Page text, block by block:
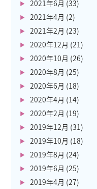
2021年6月 (33)
2021年4月 (2)
2021年2月 (23)
2020年12月 (21)
2020年10月 (26)
2020年8月 (25)
2020年6月 (18)
2020年4月 (14)
2020年2月 (19)
2019年12月 (31)
2019年10月 (18)
2019年8月 (24)
2019年6月 (25)
2019年4月 (27)